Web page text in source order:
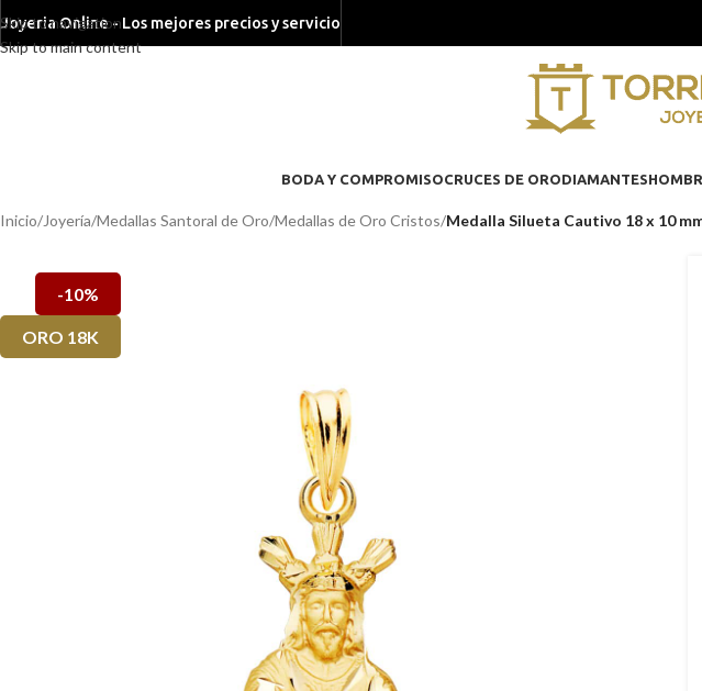
Skip to navigation
Skip to main content
Joyeria Online - Los mejores precios y servicio
BODA Y COMPROMISOCRUCES DE ORODIAMANTES
Inicio/Joyería/Medallas Santoral de Oro/Medallas de Oro Cristos/Medalla Silueta Cautivo 18 x 10
-10%
ORO 18K